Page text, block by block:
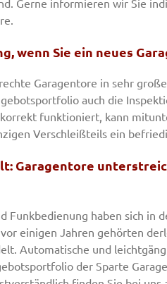
Gerne informieren wir Sie
wenn Sie ein neues
Garagentore in sehr
auch die
funktioniert, kann
Verschleißteils ein
Garagentore
Funkbedienung haben sich in
einigen Jahren gehörten
Automatische und
der Sparte